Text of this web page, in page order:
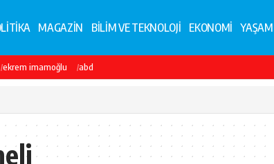
MAGAZİN BİLİM VE TEKNOLOJİ EKONOMİ YAŞAM
ekrem imamoğlu abd